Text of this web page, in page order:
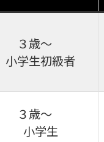
３歳～
小学生初級者
３歳～
小学生